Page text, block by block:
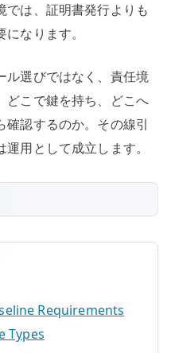
では、証明書発行よりも
なります。
ル選びではなく、責任境
どこで鍵を持ち、どこへ
認するのか。その線引
用として成立します。
Requirements
Types